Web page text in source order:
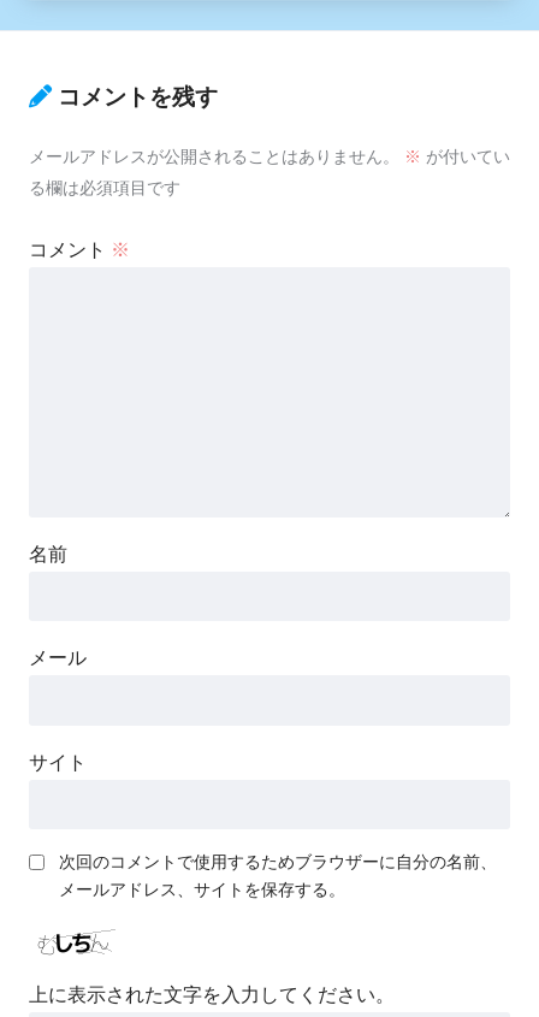
コメントを残す
メールアドレスが公開されることはありません。 ※ が付いてい
る欄は必須項目です
コメント ※
名前
メール
サイト
次回のコメントで使用するためブラウザーに自分の名前、
メールアドレス、サイトを保存する。
上に表示された文字を入力してください。